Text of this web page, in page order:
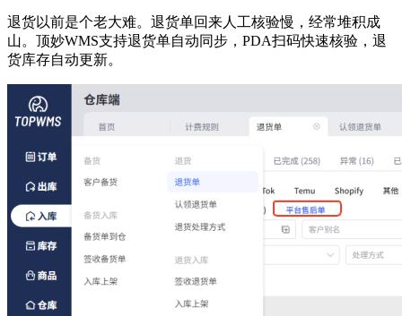
退货以前是个老大难。退货单回来人工核验慢，经常堆积成
山。顶妙WMS支持退货单自动同步，PDA扫码快速核验，退
货库存自动更新。